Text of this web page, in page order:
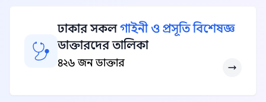
ঢাকার সকলগাইনী ও প্রসূতি বিশেষজ্ঞ
ডাক্তারদের তালিকা
৪২৬ জন ডাক্তার